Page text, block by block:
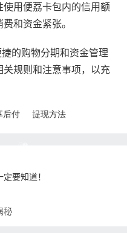
用便荔卡包内的信用额
和资金紧张。
的购物分期和资金管理
规则和注意事项，以充
后付 提现方法
要知道！
秘